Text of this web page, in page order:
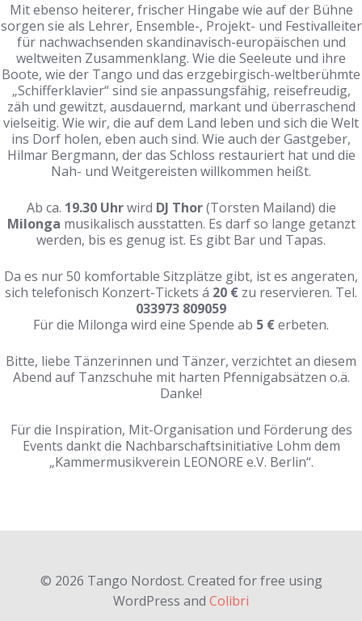
Mit ebenso heiterer, frischer Hingabe wie auf der Bühne
sorgen sie als Lehrer, Ensemble-, Projekt- und Festivalleiter
für nachwachsenden skandinavisch-europäischen und
weltweiten Zusammenklang. Wie die Seeleute und ihre
Boote, wie der Tango und das erzgebirgisch-weltberühmte
„Schifferklavier“ sind sie anpassungsfähig, reisefreudig,
zäh und gewitzt, ausdauernd, markant und überraschend
vielseitig. Wie wir, die auf dem Land leben und sich die Welt
ins Dorf holen, eben auch sind. Wie auch der Gastgeber,
Hilmar Bergmann, der das Schloss restauriert hat und die
Nah- und Weitgereisten willkommen heißt.
Ab ca. 19.30 Uhrwird DJ Thor(Torsten Mailand) die
Milonga musikalisch ausstatten. Es darf so lange getanzt
werden, bis es genug ist. Es gibt Bar und Tapas.
Da es nur 50 komfortable Sitzplätze gibt, ist es angeraten,
sich telefonisch Konzert-Tickets á 20 € zu reservieren. Tel.
033973 809059
Für die Milonga wird eine Spende ab 5 €erbeten.
Bitte, liebe Tänzerinnen und Tänzer, verzichtet an diesem
Abend auf Tanzschuhe mit harten Pfennigabsätzen o.ä.
Danke!
Für die Inspiration, Mit-Organisation und Förderung des
Events dankt die Nachbarschaftsinitiative Lohm dem
„Kammermusikverein LEONORE e.V. Berlin“.
© 2026 Tango Nordost. Created for free using
WordPress and Colibri